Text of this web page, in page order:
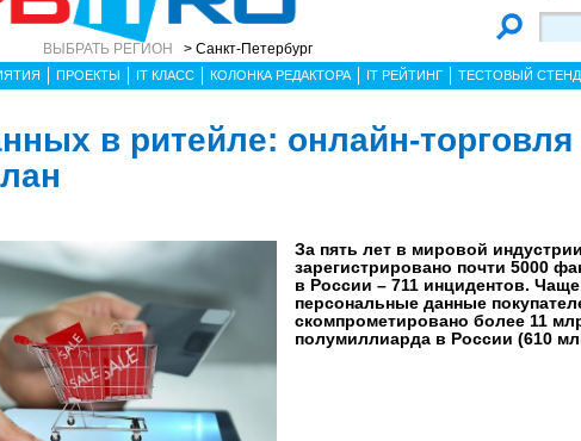
ВЫБРАТЬ РЕГИОН > Санкт-Петербург
ПРОЕКТЫ IT КЛАСС КОЛОНКА РЕДАКТОРА IT РЕЙТИНГ ТЕСТОВЫЙ СТЕНД
в ритейле: онлайн-
За пять лет в мировой
зарегистрировано почти 5000
в России – 711 инцидентов. Чаще
персональные данные
скомпрометировано более 11
полумиллиарда в России (610